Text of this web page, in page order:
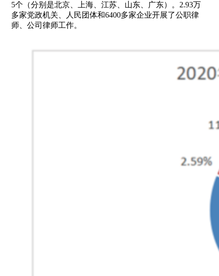
5个（分别是北京、上海、江苏、山东、广东）。2.93万
多家党政机关、人民团体和6400多家企业开展了公职律
师、公司律师工作。